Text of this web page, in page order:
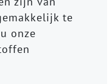
te
onze